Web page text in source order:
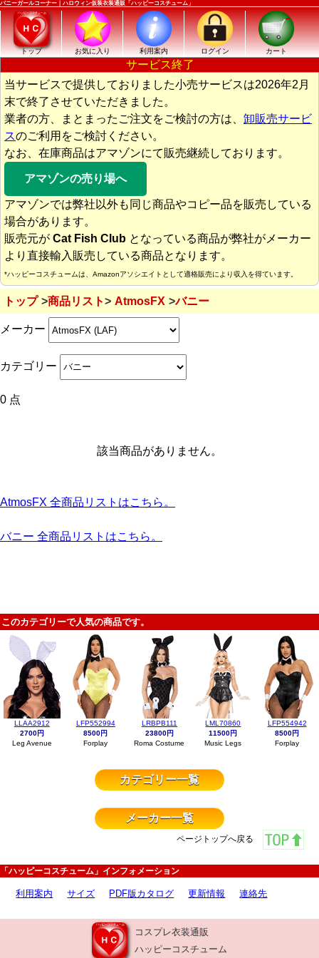
バニーガールコーナー｜ハロウィン仮装衣装通販「ハッピーコスチューム」
トップ お気に入り 利用案内 ログイン カート
サービス終了
当サービスで提供しておりました小売サービスは2026年2月
末で終了させていただきました。
業者の方、まとまったご注文をご検討の方は、 卸販売サービ
スのご利用をご検討ください。
なお、在庫商品はアマゾンにて販売継続しております。
アマゾンの売り場へ
アマゾンでは弊社以外も同じ商品やコピー品を販売している
場合があります。
販売元が Cat Fish Club となっている商品が弊社がメーカー
より直接輸入販売している商品となります。
*ハッピーコスチュームは、Amazonアソシエイトとして適格販売により収入を得ています。
トップ 商品リスト AtmosFX バニー
メーカー
カテゴリー
0 点
該当商品がありません。
AtmosFX 全商品リストはこちら。
バニー 全商品リストはこちら。
このカテゴリーで人気の商品です。
LLAA2912
2700円
Leg Avenue
LFP552994
8500円
Forplay
LRBPB111
23800円
Roma Costume
LML70860
11500円
Music Legs
LFP554942
8500円
Forplay
カテゴリー一覧
メーカー一覧
ページトップへ戻る
「ハッピーコスチューム」インフォメーション
利用案内 サイズ PDF版カタログ 更新情報 連絡先
コスプレ衣装通販
ハッピーコスチューム